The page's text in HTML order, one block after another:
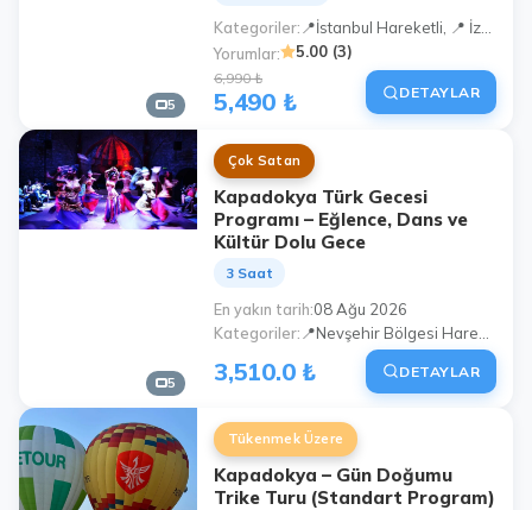
5
Kategoriler
Yorumlar
5.00 (3)
6,990 ₺
5,490 ₺ DETAYLAR
5
Çok Satan
Kapadokya Türk Gecesi
Programı – Eğlence, Dans ve
Kültür Dolu Gece
3 Saat
En yakın tarih 08 Ağu 2026
Kategoriler
3,510.0 ₺ DETAYLAR
Tükenmek Üzere
Kapadokya – Gün Doğumu
Trike Turu (Standart Program)